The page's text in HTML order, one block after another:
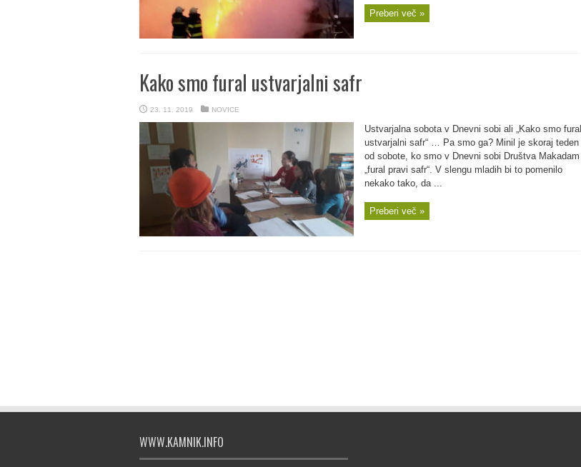
Preberi več »
Kako smo fural ustvarjalni safr
23. 11. 2019 NOVICE
Ustvarjalna sobota v Dnevni sobi ali „Kako smo fural
ustvarjalni safr“ … Pa smo ga? Minil je skoraj teden
od sobote, ko smo v Dnevni sobi Društva Makadam
„fural pravi safr“. V slengu mladih bi to pomenilo
nekako tako, da ...
Preberi več »
WWW.KAMNIK.INFO